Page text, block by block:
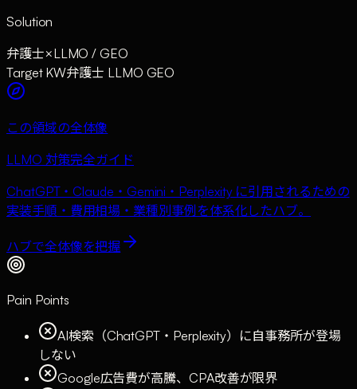
Solution
弁護士×LLMO / GEO
Target KW弁護士 LLMO GEO
この領域の全体像
LLMO 対策完全ガイド
ChatGPT・Claude・Gemini・Perplexity に引用されるための
実装手順・費用相場・業種別事例を体系化したハブ。
ハブで全体像を把握
Pain Points
AI検索（ChatGPT・Perplexity）に自事務所が登場
しない
Google広告費が高騰、CPA改善が限界